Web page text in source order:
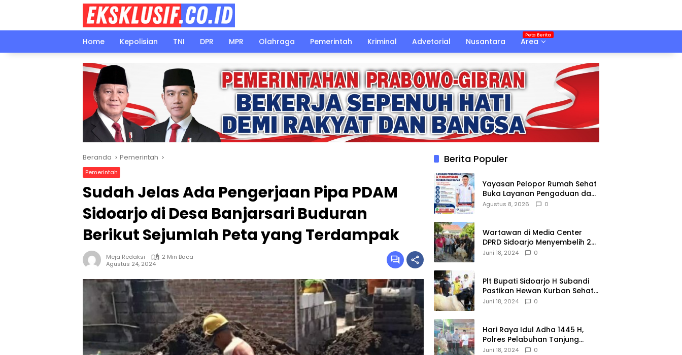
Home
Kepolisian TNI DPR MPR Olahraga Pemerintah Kriminal Advetorial Nusantara Area
Beranda Pemerintah
Pemerintah
Sudah Jelas Ada Pengerjaan Pipa PDAM
Sidoarjo di Desa Banjarsari Buduran
Berikut Sejumlah Peta yang Terdampak
Meja Redaksi
2 Min Baca
Agustus 24, 2024
Berita Populer
Yayasan Pelopor Rumah Sehat
Buka Layanan Pengaduan dan
Pendampingan Rehabilitasi
Agustus 8, 2026 0
Wartawan di Media Center
DPRD Sidoarjo Menyembelih 2
Ekor Kambing
Juni 18, 2024 0
Plt Bupati Sidoarjo H Subandi
Pastikan Hewan Kurban Sehat
dan Aman
Juni 18, 2024 0
Hari Raya Idul Adha 1445 H,
Polres Pelabuhan Tanjung
Perak Salurkan 49 Hewan
Juni 18, 2024 0